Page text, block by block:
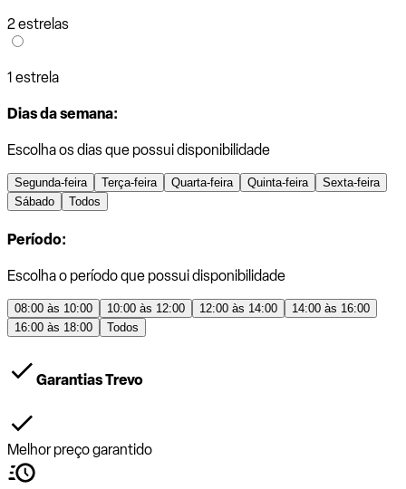
2 estrelas
1 estrela
Dias da semana:
Escolha os dias que possui disponibilidade
Segunda-feira Terça-feira Quarta-feira Quinta-feira
Sexta-feira
Sábado
Todos
Período:
Escolha o período que possui disponibilidade
08:00 às 10:00 10:00 às 12:00 12:00 às 14:00
14:00 às 16:00
16:00 às 18:00
Todos
Garantias Trevo
Melhor preço garantido